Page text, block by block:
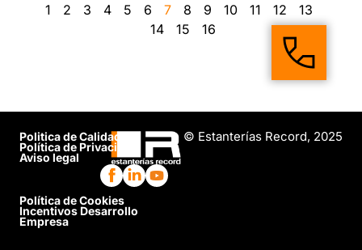
1 2 3 4 5 6 7 8 9 10 11 12
13
14
15 16
Politica de Calidad
Política de Privacidad
Aviso legal
Política de Cookies
Incentivos Desarrollo
Empresa
© Estanterías Record, 2025